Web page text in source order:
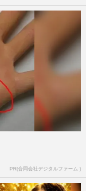
PR(合同会社デジタルファーム )